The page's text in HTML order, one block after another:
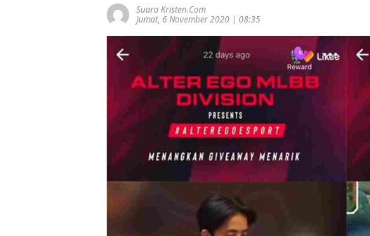
Suara Kristen.com
Jumat, 6 November 2020 | 08:35